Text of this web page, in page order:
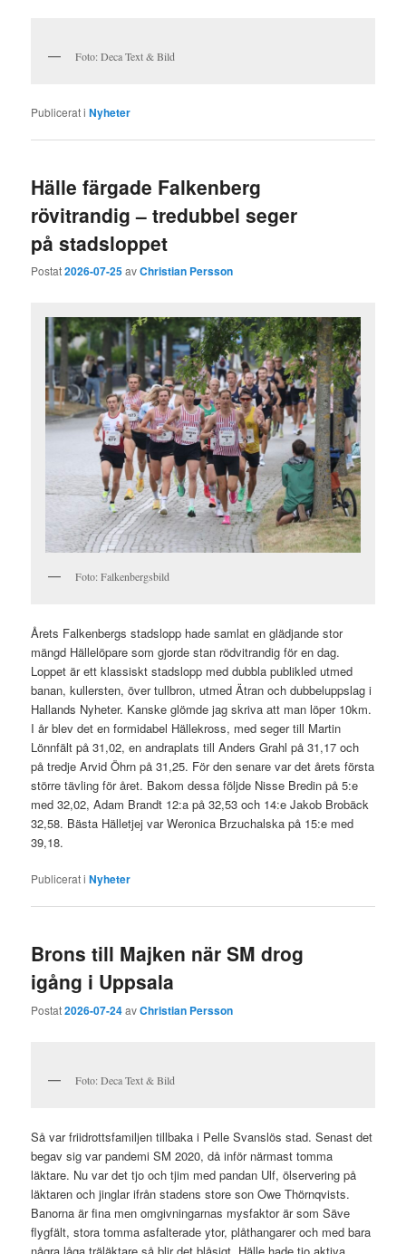
Foto: Deca Text & Bild
Publicerat i Nyheter
Hälle färgade Falkenberg
rövitrandig – tredubbel seger
på stadsloppet
Postat2026-07-25avChristian Persson
Foto: Falkenbergsbild
Årets Falkenbergs stadslopp hade samlat en glädjande stor
mängd Hällelöpare som gjorde stan rödvitrandig för en dag.
Loppet är ett klassiskt stadslopp med dubbla publikled utmed
banan, kullersten, över tullbron, utmed Ätran och dubbeluppslag i
Hallands Nyheter. Kanske glömde jag skriva att man löper 10km.
I år blev det en formidabel Hällekross, med seger till Martin
Lönnfält på 31,02, en andraplats till Anders Grahl på 31,17 och
på tredje Arvid Öhrn på 31,25. För den senare var det årets första
större tävling för året. Bakom dessa följde Nisse Bredin på 5:e
med 32,02, Adam Brandt 12:a på 32,53 och 14:e Jakob Brobäck
32,58. Bästa Hälletjej var Weronica Brzuchalska på 15:e med
39,18.
Publicerat i Nyheter
Brons till Majken när SM drog
igång i Uppsala
Postat2026-07-24avChristian Persson
Foto: Deca Text & Bild
Så var friidrottsfamiljen tillbaka i Pelle Svanslös stad. Senast det
begav sig var pandemi SM 2020, då inför närmast tomma
läktare. Nu var det tjo och tjim med pandan Ulf, ölservering på
läktaren och jinglar ifrån stadens store son Owe Thörnqvists.
Banorna är fina men omgivningarnas mysfaktor är som Säve
flygfält, stora tomma asfalterade ytor, plåthangarer och med bara